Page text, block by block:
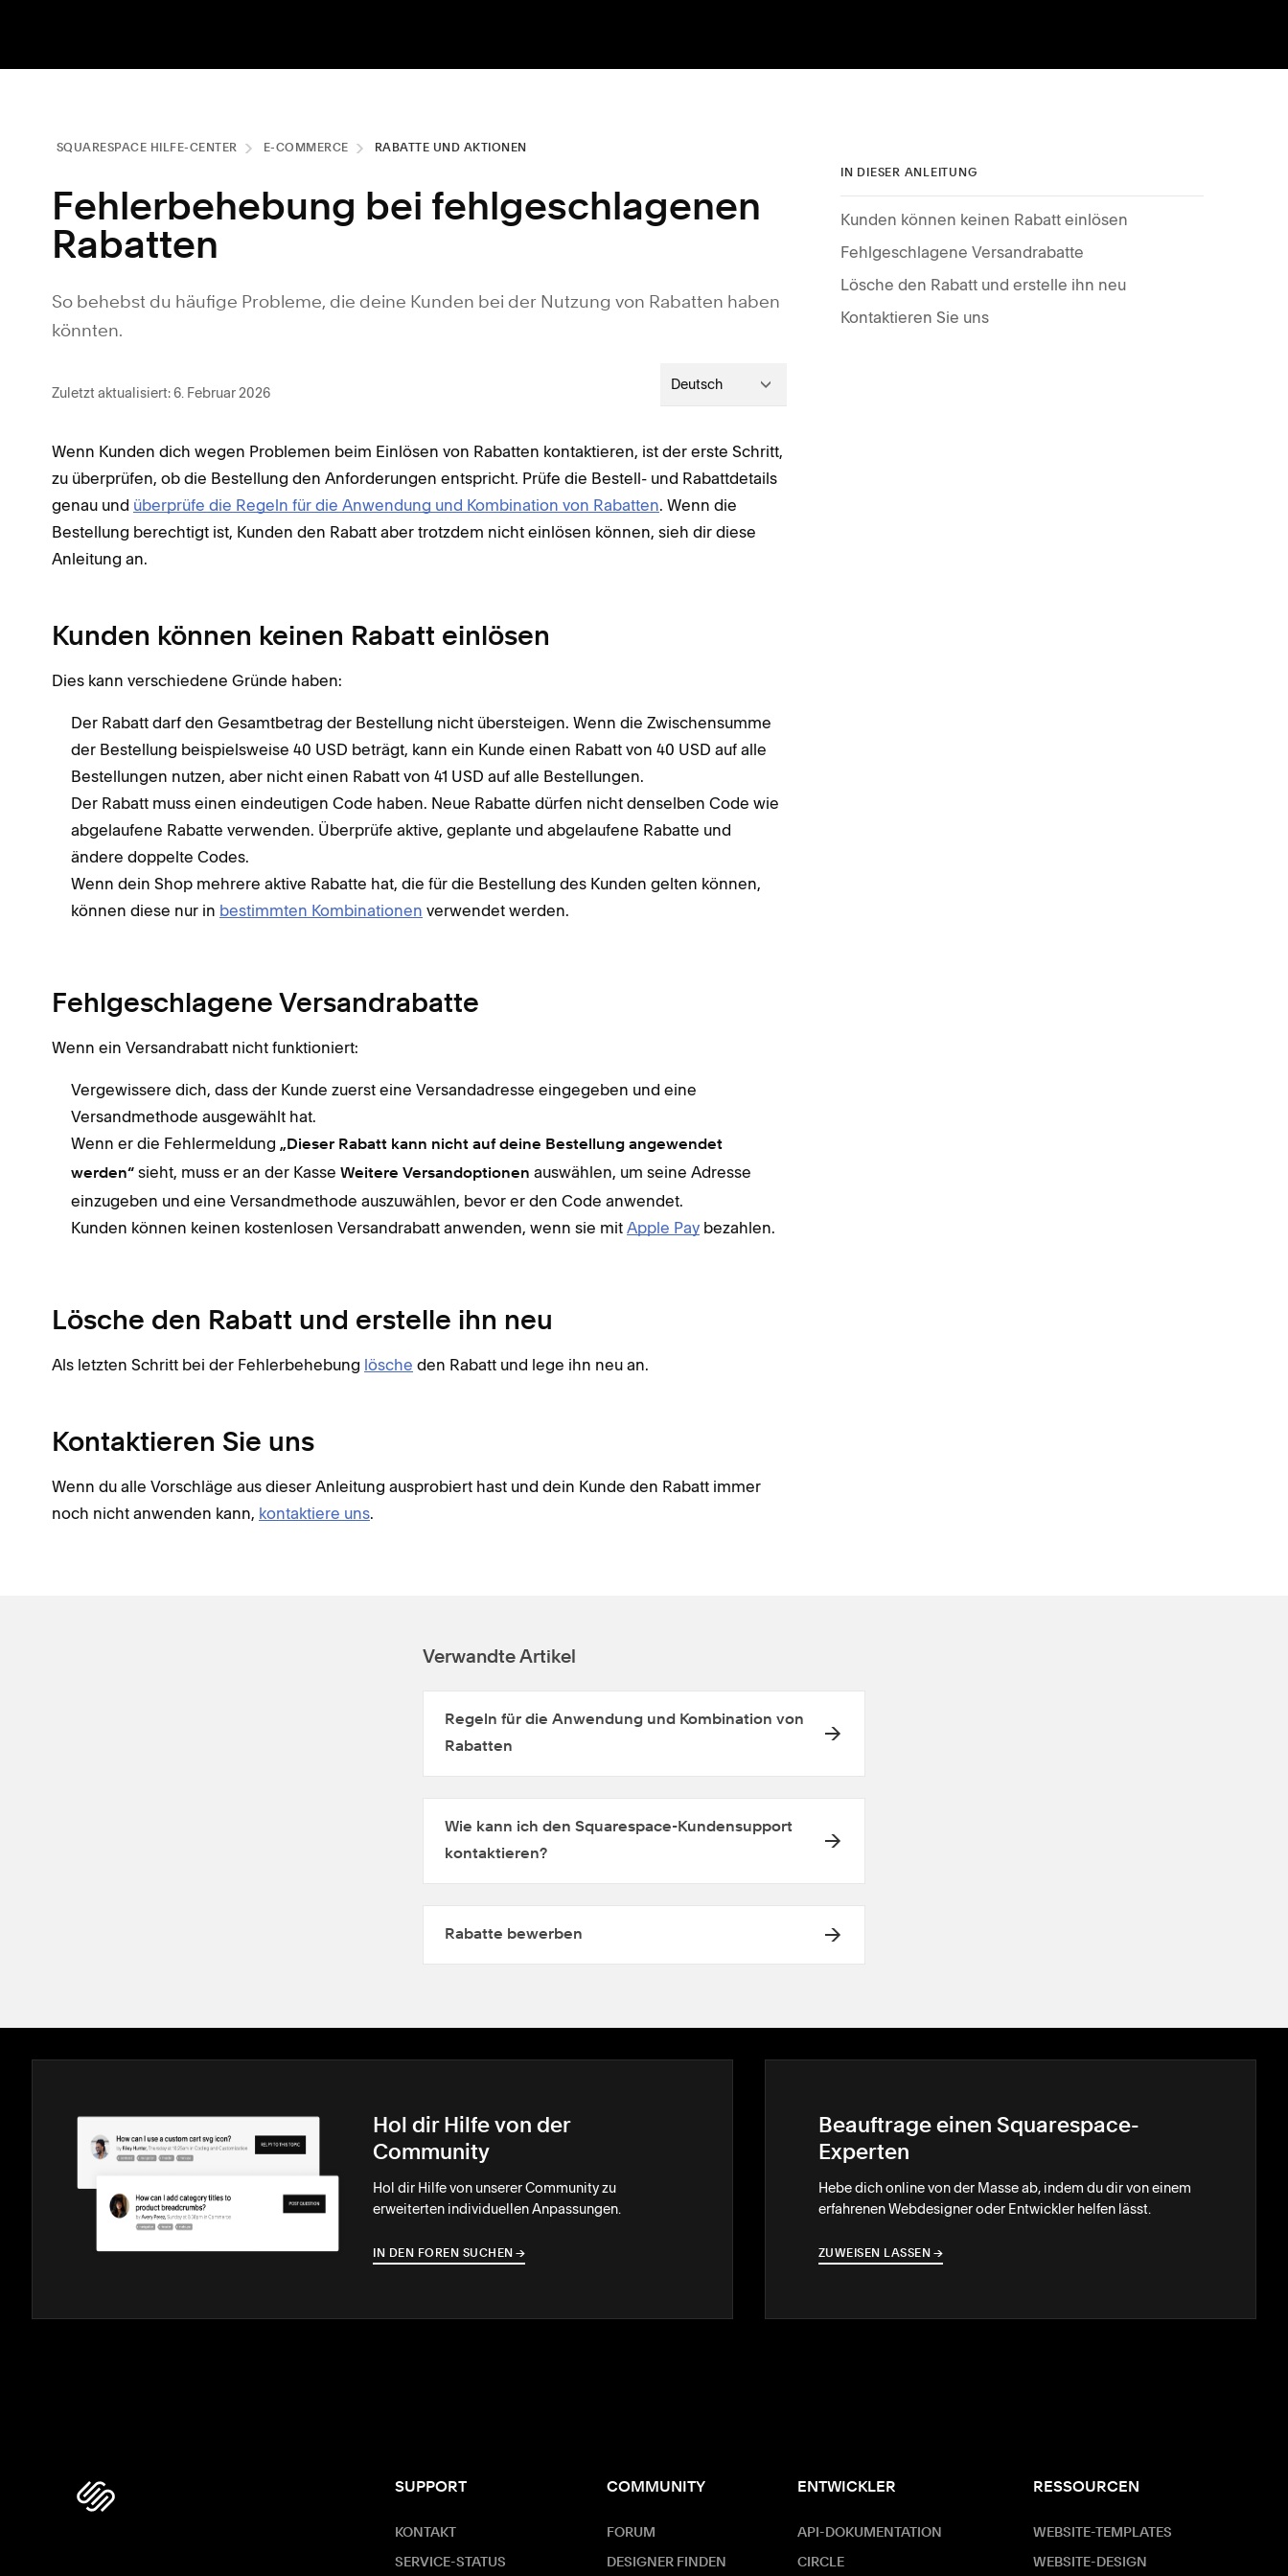
SQUARESPACE HILFE-CENTER E-COMMERCE RABATTE UND AKTIONEN
Fehlerbehebung bei fehlgeschlagenen
Rabatten
So behebst du häufige Probleme, die deine Kunden bei der Nutzung von Rabatten haben
könnten.
Zuletzt aktualisiert: 6. Februar 2026 Deutsch
Wenn Kunden dich wegen Problemen beim Einlösen von Rabatten kontaktieren, ist der erste Schritt,
zu überprüfen, ob die Bestellung den Anforderungen entspricht. Prüfe die Bestell- und Rabattdetails
genau und überprüfe die Regeln für die Anwendung und Kombination von Rabatten. Wenn die
Bestellung berechtigt ist, Kunden den Rabatt aber trotzdem nicht einlösen können, sieh dir diese
Anleitung an.
Kunden können keinen Rabatt einlösen
Dies kann verschiedene Gründe haben:
Der Rabatt darf den Gesamtbetrag der Bestellung nicht übersteigen. Wenn die Zwischensumme
der Bestellung beispielsweise 40 USD beträgt, kann ein Kunde einen Rabatt von 40 USD auf alle
Bestellungen nutzen, aber nicht einen Rabatt von 41 USD auf alle Bestellungen.
Der Rabatt muss einen eindeutigen Code haben. Neue Rabatte dürfen nicht denselben Code wie
abgelaufene Rabatte verwenden. Überprüfe aktive, geplante und abgelaufene Rabatte und
ändere doppelte Codes.
Wenn dein Shop mehrere aktive Rabatte hat, die für die Bestellung des Kunden gelten können,
können diese nur in bestimmten Kombinationen verwendet werden.
Fehlgeschlagene Versandrabatte
Wenn ein Versandrabatt nicht funktioniert:
Vergewissere dich, dass der Kunde zuerst eine Versandadresse eingegeben und eine
Versandmethode ausgewählt hat.
Wenn er die Fehlermeldung „Dieser Rabatt kann nicht auf deine Bestellung angewendet
werden“ sieht, muss er an der Kasse Weitere Versandoptionen auswählen, um seine Adresse
einzugeben und eine Versandmethode auszuwählen, bevor er den Code anwendet.
Kunden können keinen kostenlosen Versandrabatt anwenden, wenn sie mit Apple Pay bezahlen.
Lösche den Rabatt und erstelle ihn neu
Als letzten Schritt bei der Fehlerbehebung lösche den Rabatt und lege ihn neu an.
Kontaktieren Sie uns
Wenn du alle Vorschläge aus dieser Anleitung ausprobiert hast und dein Kunde den Rabatt immer
noch nicht anwenden kann, kontaktiere uns.
IN DIESER ANLEITUNG
Kunden können keinen Rabatt einlösen
Fehlgeschlagene Versandrabatte
Lösche den Rabatt und erstelle ihn neu
Kontaktieren Sie uns
Verwandte Artikel
Regeln für die Anwendung und Kombination von
Rabatten
Wie kann ich den Squarespace-Kundensupport
kontaktieren?
Rabatte bewerben
Hol dir Hilfe von der
Community
Hol dir Hilfe von unserer Community zu
erweiterten individuellen Anpassungen.
IN DEN FOREN SUCHEN →
→
Beauftrage einen Squarespace-
Experten
Hebe dich online von der Masse ab, indem du dir von einem
erfahrenen Webdesigner oder Entwickler helfen lässt.
ZUWEISEN LASSEN →
→
SUPPORT
KONTAKT
SERVICE-STATUS
COMMUNITY
FORUM
DESIGNER FINDEN
ENTWICKLER
API-DOKUMENTATION
CIRCLE
RESSOURCEN
WEBSITE-TEMPLATES
WEBSITE-DESIGN